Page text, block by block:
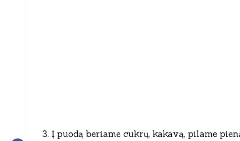
3. Į puodą beriame cukrų, kakavą, pilame